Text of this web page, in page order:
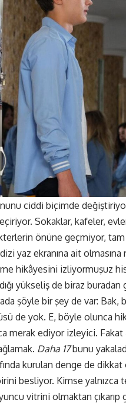
ciddi biçimde
Sokaklar, kafeler, evler
önüne geçmiyor,
yaz ekranına ait
hikâyesini izliyormuşuz
yükseliş de biraz
şöyle bir şey de var:
de yok. E, böyle olunca
merak ediyor izleyici.
Daha 17bunu
kurulan denge de
besliyor. Kimse yalnızca
vitrini olmaktan çıkarıp